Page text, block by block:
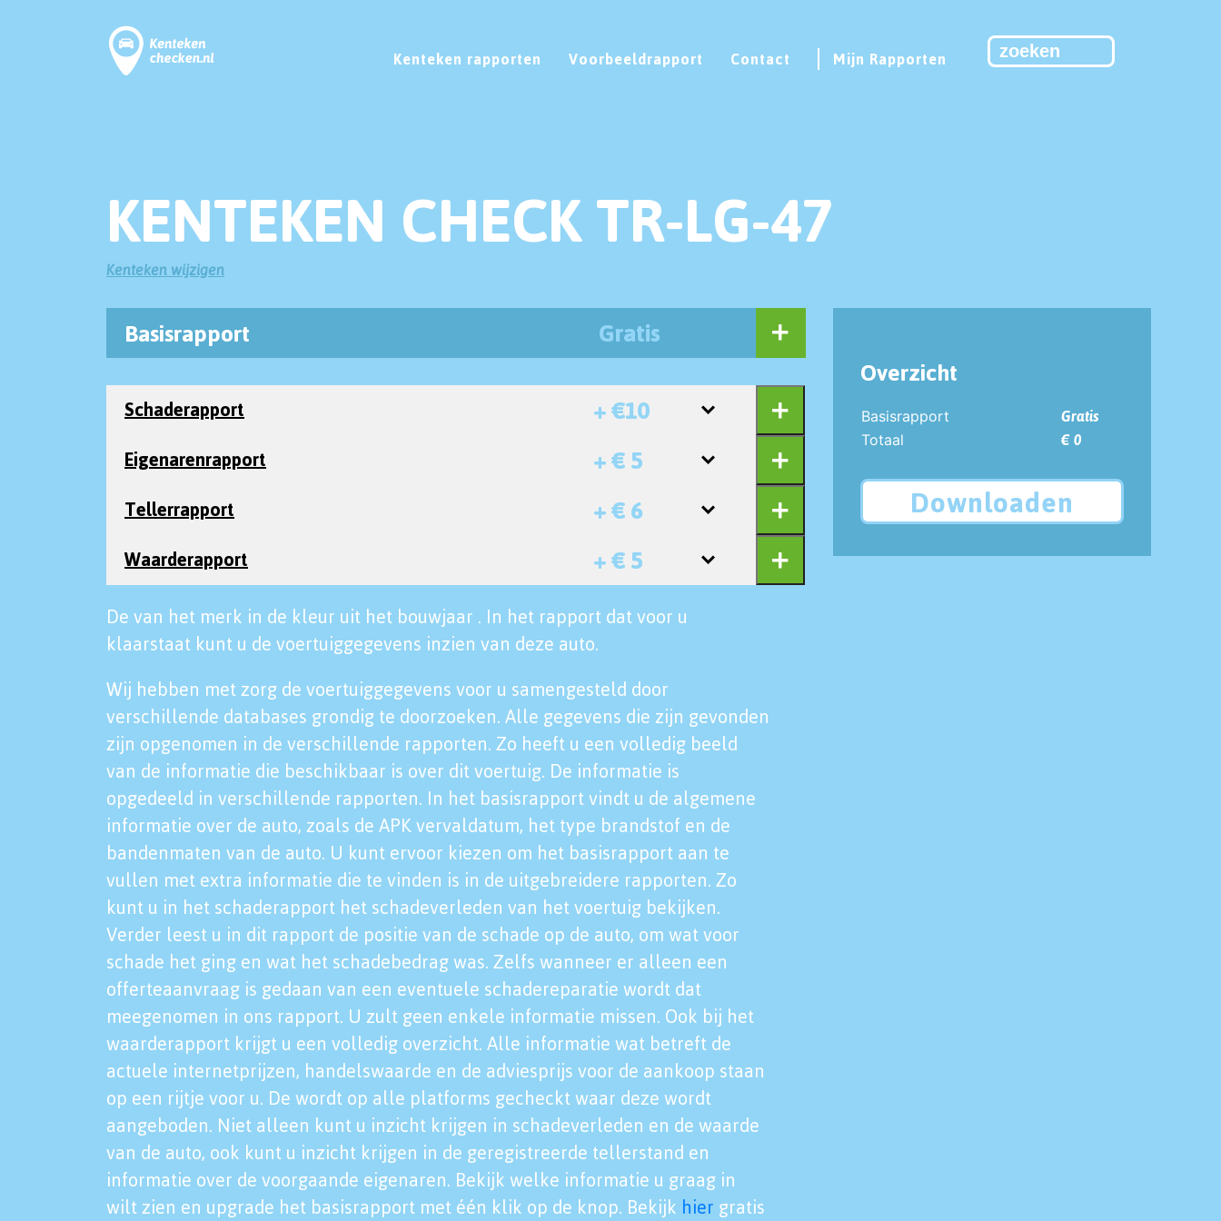
Kenteken rapporten Voorbeeldrapport Contact Mijn Rapporten
KENTEKEN CHECK TR-LG-47
Kenteken wijzigen
Basisrapport Gratis
Schaderapport + €10
Eigenarenrapport + € 5
Tellerrapport + € 6
Waarderapport + € 5
De van het merk in de kleur uit het bouwjaar . In het rapport dat voor u
klaarstaat kunt u de voertuiggegevens inzien van deze auto.
Wij hebben met zorg de voertuiggegevens voor u samengesteld door
verschillende databases grondig te doorzoeken. Alle gegevens die zijn gevonden
zijn opgenomen in de verschillende rapporten. Zo heeft u een volledig beeld
van de informatie die beschikbaar is over dit voertuig. De informatie is
opgedeeld in verschillende rapporten. In het basisrapport vindt u de algemene
informatie over de auto, zoals de APK vervaldatum, het type brandstof en de
bandenmaten van de auto. U kunt ervoor kiezen om het basisrapport aan te
vullen met extra informatie die te vinden is in de uitgebreidere rapporten. Zo
kunt u in het schaderapport het schadeverleden van het voertuig bekijken.
Verder leest u in dit rapport de positie van de schade op de auto, om wat voor
schade het ging en wat het schadebedrag was. Zelfs wanneer er alleen een
offerteaanvraag is gedaan van een eventuele schadereparatie wordt dat
meegenomen in ons rapport. U zult geen enkele informatie missen. Ook bij het
waarderapport krijgt u een volledig overzicht. Alle informatie wat betreft de
actuele internetprijzen, handelswaarde en de adviesprijs voor de aankoop staan
op een rijtje voor u. De wordt op alle platforms gecheckt waar deze wordt
aangeboden. Niet alleen kunt u inzicht krijgen in schadeverleden en de waarde
van de auto, ook kunt u inzicht krijgen in de geregistreerde tellerstand en
informatie over de voorgaande eigenaren. Bekijk welke informatie u graag in
wilt zien en upgrade het basisrapport met één klik op de knop. Bekijk hier gratis
Overzicht
Basisrapport
Gratis
Totaal
€ 0
Downloaden